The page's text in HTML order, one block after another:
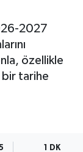
2027
özellikle
bir tarihe
1 DK